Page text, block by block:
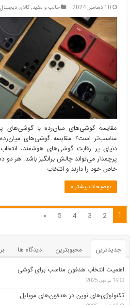
10 دسامبر, 2024 جالب و مفید,کالای دیجیتال
مقایسه گوشی‌های میان‌رده با گوشی‌های
مناسب‌تر است؟ مقایسه گوشی‌های
دنیای پر رقابت گوشی‌های هوشمند،
پرچمدار می‌تواند چالش برانگیز باشد. هر دو
خاص خود را دارند و انتخاب …
توضیحات بیشتر »
1
2
3
4
5
»
جدیدترین محبوبترین دیدگاه ها
اهمیت انتخاب هدفون مناسب برای گوشی
19 نوامبر, 2025
تکنولوژی‌های نوین در هدفون‌های موبایل